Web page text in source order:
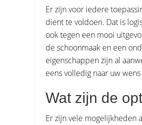
Er zijn voor iedere
dient te voldoen. Dat is
ook tegen een mooi
de schoonmaak en een
eigenschappen zijn al
eens volledig naar uw
Wat zijn de
Er zijn vele mogelijkheden